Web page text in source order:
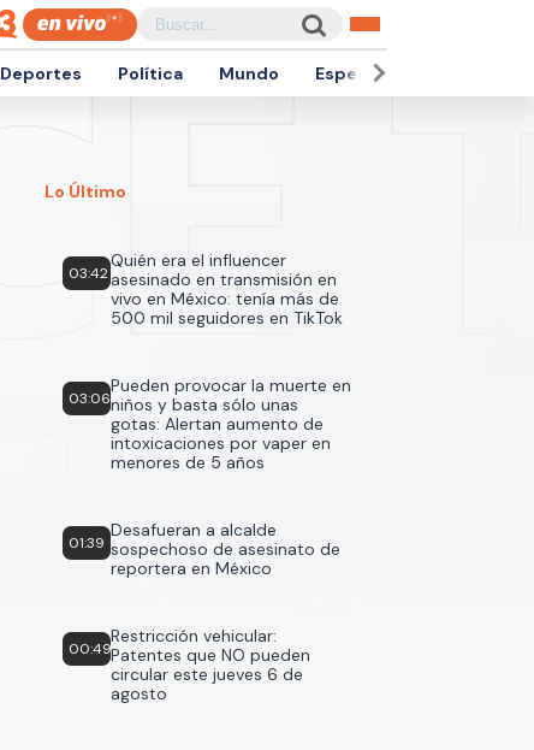
Deportes Política Mundo Espectáculos
Lo Último
03:42
Quién era el influencer
asesinado en transmisión en
vivo en México: tenía más de
500 mil seguidores en TikTok
03:06
Pueden provocar la muerte en
niños y basta sólo unas
gotas: Alertan aumento de
intoxicaciones por vaper en
menores de 5 años
01:39
Desafueran a alcalde
sospechoso de asesinato de
reportera en México
00:49
Restricción vehicular:
Patentes que NO pueden
circular este jueves 6 de
agosto